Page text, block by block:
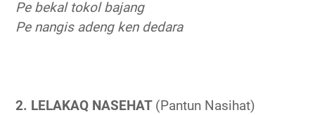
Pe bekal tokol bajang
Pe nangis adeng ken dedara
2. LELAKAQ NASEHAT (Pantun Nasihat)